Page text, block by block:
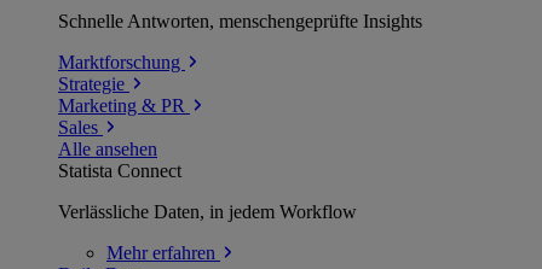
Schnelle Antworten, menschengeprüfte Insights
Marktforschung
Strategie
Marketing & PR
Sales
Alle ansehen
Statista Connect
Verlässliche Daten, in jedem Workflow
Mehrerfahren